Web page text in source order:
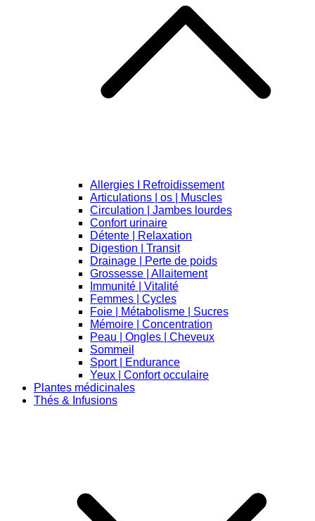
Allergies I Refroidissement
Articulations | os | Muscles
Circulation | Jambes lourdes
Confort urinaire
Détente | Relaxation
Digestion | Transit
Drainage | Perte de poids
Grossesse | Allaitement
Immunité | Vitalité
Femmes | Cycles
Foie | Métabolisme | Sucres
Mémoire | Concentration
Peau | Ongles | Cheveux
Sommeil
Sport | Endurance
Yeux | Confort occulaire
Plantes médicinales
Thés & Infusions